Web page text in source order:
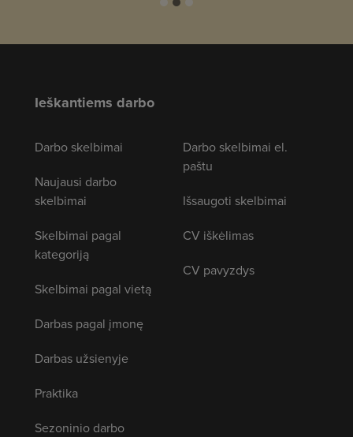
Ieškantiems darbo
Darbo skelbimai
Naujausi darbo
skelbimai
Skelbimai pagal
kategoriją
Skelbimai pagal vietą
Darbas pagal įmonę
Darbas užsienyje
Praktika
Sezoninio darbo
Darbo skelbimai el.
paštu
Išsaugoti skelbimai
CV iškėlimas
CV pavyzdys